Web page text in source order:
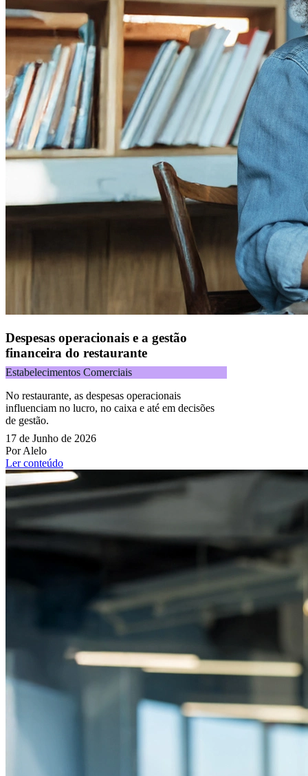
Despesas operacionais e a gestão
financeira do restaurante
Estabelecimentos Comerciais
No restaurante, as despesas operacionais
influenciam no lucro, no caixa e até em decisões
de gestão.
17 de Junho de 2026
Por Alelo
Ler conteúdo